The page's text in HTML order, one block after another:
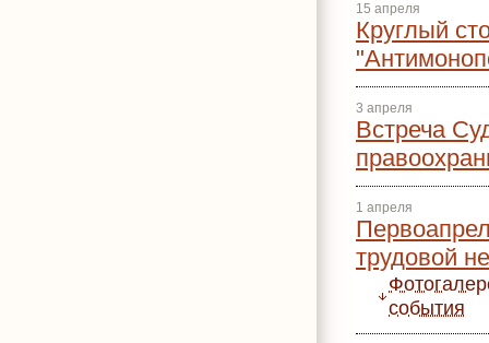
15 апреля
Круглый
3 апреля
Встреча
1 апреля
трудовой
события